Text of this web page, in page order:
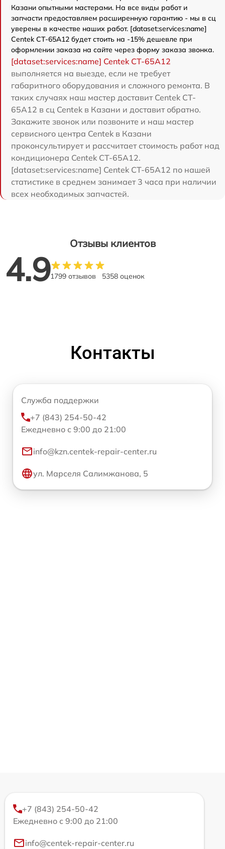
Казани опытными мастерами. На все виды работ и
запчасти предоставляем расширенную гарантию - мы в сц
уверены в качестве наших работ. [dataset:services:name]
Centek CT-65A12 будет стоить на -15% дешевле при
оформлении заказа на сайте через форму заказа звонка.
[dataset:services:name] Centek CT-65A12
выполняется на выезде, если не требует
габаритного оборудования и сложного ремонта. В
таких случаях наш мастер доставит Centek CT-
65A12 в сц Centek в Казани и доставит обратно.
Закажите звонок или позвоните и наш мастер
сервисного центра Centek в Казани
проконсультирует и рассчитает стоимость работ над
кондиционера Centek CT-65A12.
[dataset:services:name] Centek CT-65A12 по нашей
статистике в среднем занимает 3 часа при наличии
всех необходимых запчастей.
Отзывы клиентов
4.91799 отзывов 5358 оценок
Контакты
Служба поддержки
+7 (843) 254-50-42
Ежедневно с 9:00 до 21:00
info@kzn.centek-repair-center.ru
ул. Марселя Салимжанова, 5
+7 (843) 254-50-42
Ежедневно с 9:00 до 21:00
info@centek-repair-center.ru